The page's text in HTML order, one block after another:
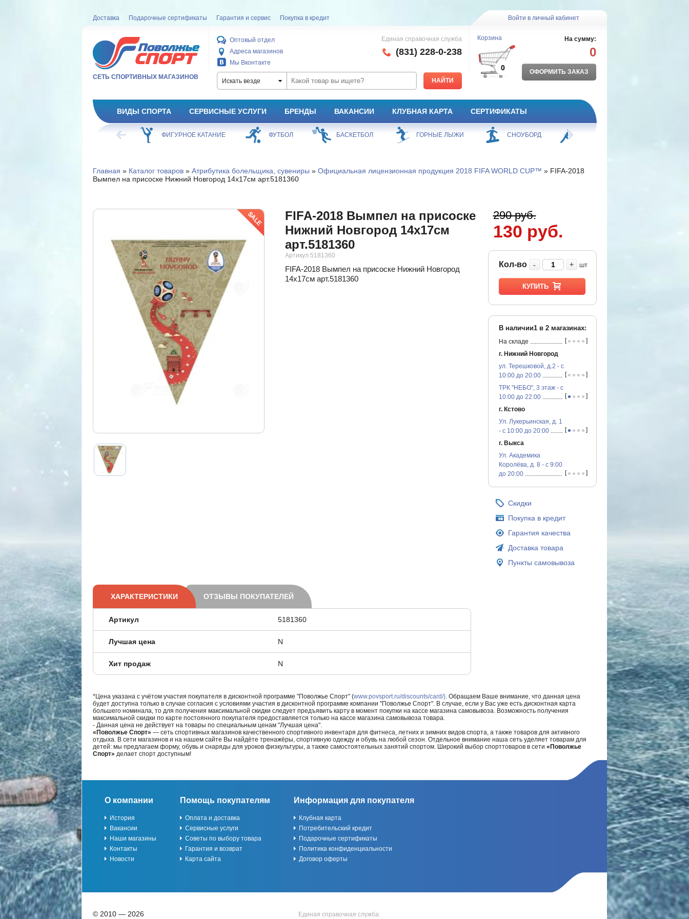
Доставка Подарочные сертификаты Гарантия и сервис Покупка в кредит Войти в личный кабинет
СЕТЬ СПОРТИВНЫХ МАГАЗИНОВ
Оптовый отдел
Адреса магазинов
Мы Вконтакте
Единая справочная служба
(831) 228-0-238
Искать везде
Корзина
0
На сумму:
0
ОФОРМИТЬ ЗАКАЗ
ВИДЫ СПОРТА СЕРВИСНЫЕ УСЛУГИ БРЕНДЫ ВАКАНСИИ КЛУБНАЯ КАРТА СЕРТИФИКАТЫ
ХОККЕЙ ФИГУРНОЕ КАТАНИЕ ФУТБОЛ БАСКЕТБОЛ ГОРНЫЕ ЛЫЖИ СНОУБОРД
Главная » Каталог товаров» Атрибутика болельщика, сувениры » Официальная лицензионная продукция 2018 FIFA WORLD CUP™ » FIFA-2018
Вымпел на присоске Нижний Новгород 14х17см арт.5181360
FIFA-2018 Вымпел на присоске
Нижний Новгород 14х17см
арт.5181360
Артикул 5181360
FIFA-2018 Вымпел на присоске Нижний Новгород
14х17см арт.5181360
290 руб.
130 руб.
Кол-во - + шт
КУПИТЬ
В наличии1 в 2магазинах:
На складе ...............................................
[•••• ]
г. Нижний Новгород
ул. Терешковой, д.2 - с
10:00 до 20:00...............................................
[•••• ]
ТРК "НЕБО", 3 этаж - с
10:00 до 22:00...............................................
[•••• ]
г. Кстово
Ул. Лукерьинская, д. 1
- с 10:00 до 20:00...............................................
[•••• ]
г. Выкса
Ул. Академика
Королёва, д. 8 - с 9:00
до 20:00...............................................
[•••• ]
Скидки
Покупка в кредит
Гарантия качества
Доставка товара
Пункты самовывоза
ХАРАКТЕРИСТИКИ ОТЗЫВЫ ПОКУПАТЕЛЕЙ
Артикул 5181360
Лучшая цена N
Хит продаж N
*Цена указана с учётом участия покупателя в дисконтной программе "Поволжье Спорт" (www.povsport.ru/discounts/card/). Обращаем Ваше внимание, что данная цена
будет доступна только в случае согласия с условиями участия в дисконтной программе компании "Поволжье Спорт". В случае, если у Вас уже есть дисконтная карта
большего номинала, то для получения максимальной скидки следует предъявить карту в момент покупки на кассе магазина самовывоза. Возможность получения
максимальной скидки по карте постоянного покупателя предоставляется только на кассе магазина самовывоза товара.
- Данная цена не действует на товары по специальным ценам "Лучшая цена".
«Поволжье Спорт» — сеть спортивных магазинов качественного спортивного инвентаря для фитнеса, летних и зимних видов спорта, а также товаров для активного
отдыха. В сети магазинов и на нашем сайте Вы найдёте тренажёры, спортивную одежду и обувь на любой сезон. Отдельное внимание наша сеть уделяет товарам для
детей: мы предлагаем форму, обувь и снаряды для уроков физкультуры, а также самостоятельных занятий спортом. Широкий выбор спорттоваров в сети «Поволжье
Спорт» делает спорт доступным!
О компании
История
Вакансии
Наши магазины
Контакты
Новости
Помощь покупателям
Оплата и доставка
Сервисные услуги
Советы по выбору товара
Гарантия и возврат
Карта сайта
Информация для покупателя
Клубная карта
Потребительский кредит
Подарочные сертификаты
Политика конфиденциальности
Договор оферты
© 2010 — 2026 Единая справочная служба: